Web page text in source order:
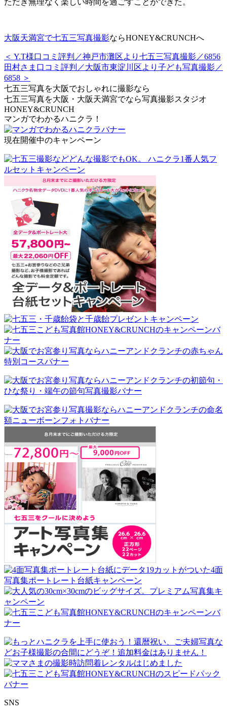
大阪天満宮で七五三写真撮影ならHONEY&CRUNCHへ
＜ Y.T様口コミ評判／神戸市灘区より七五三写真撮影／6856
田村さま口コミ評判／大阪市東淀川区より子ども写真撮影／
6858 ＞
七五三写真を大阪でおしゃれに撮影なら
七五三写真を大阪・大阪天満宮でなら写真撮影スタジオ
HONEY&CRUNCH
マンガでわかるハニクラ！
現在開催中のキャンペーン
SNS